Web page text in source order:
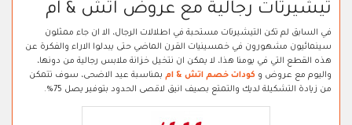
تيشيرتات رجالية مع عروض اتش & ام
في السابق لم تكن التيشيرتات مستحبة في اطلالات الرجال، الا ان جاء ممثلون
سينمائيون مشهورون في خمسينيات القرن الماضي حتى يبدلوا الاراء والفكرة عن
هذه القطع التي في يومنا هذا، لا يمكن ان نتخيل خزانة ملابس رجالية من دونها،
واليوم مع عروض و كودات خصم اتش & ام بمناسبة عيد الاضحى، سوف تتمكن
من زيادة التشكيلة لديك والتمتع بصيف انيق لاقصى الحدود بتوفير يصل 75%.